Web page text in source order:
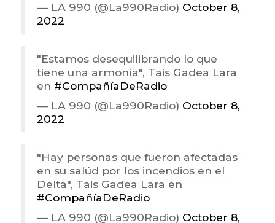
— LA 990 (@La990Radio) October 8,
2022
"Estamos desequilibrando lo que
tiene una armonía", Tais Gadea Lara
en #CompañíaDeRadio
— LA 990 (@La990Radio) October 8,
2022
"Hay personas que fueron afectadas
en su salúd por los incendios en el
Delta", Tais Gadea Lara en
#CompañíaDeRadio
— LA 990 (@La990Radio) October 8,